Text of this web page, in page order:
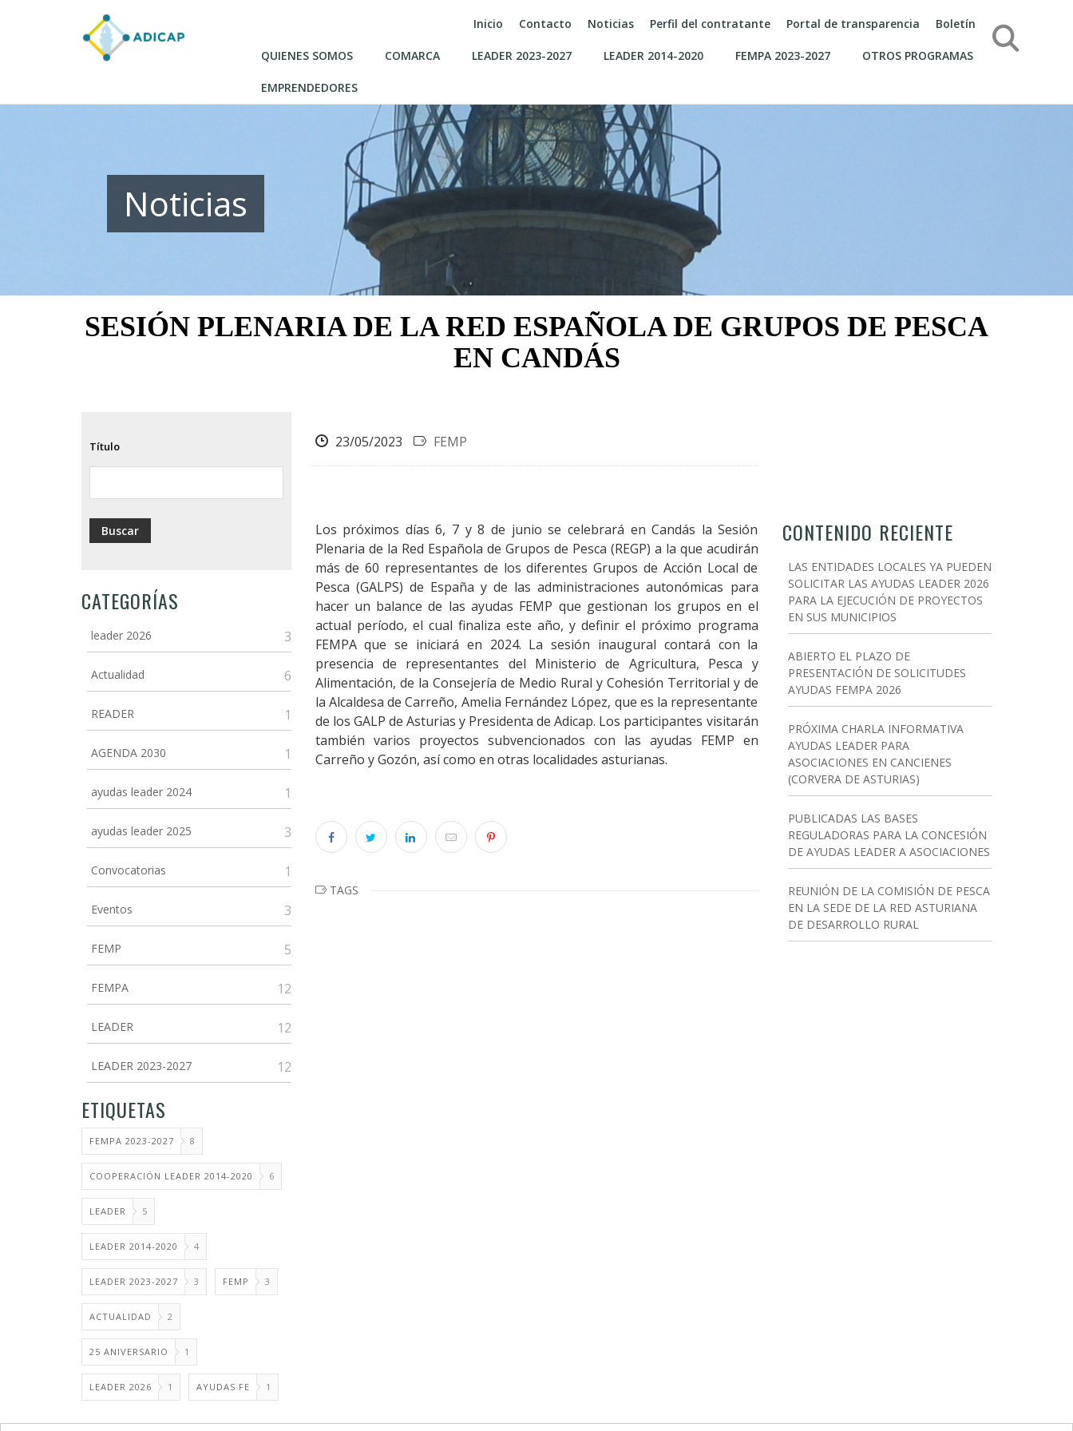
Inicio Contacto Noticias Perfil del contratante Portal de transparencia Boletín
QUIENES SOMOS COMARCA LEADER 2023-2027 LEADER 2014-2020 FEMPA 2023-2027 OTROS PROGRAMAS
EMPRENDEDORES
Búsqueda
Noticias
SESIÓN PLENARIA DE LA RED ESPAÑOLA DE GRUPOS DE PESCA
EN CANDÁS
Título
CATEGORÍAS
leader 2026 3
Actualidad 6
READER 1
AGENDA 2030 1
ayudas leader 2024 1
ayudas leader 2025 3
Convocatorias 1
Eventos 3
FEMP 5
FEMPA 12
LEADER 12
LEADER 2023-2027 12
ETIQUETAS
FEMPA 2023-2027 8
COOPERACIÓN LEADER 2014-2020 6
LEADER 5
LEADER 2014-2020 4
LEADER 2023-2027 3 FEMP 3
ACTUALIDAD 2
25 ANIVERSARIO 1
LEADER 2026 1 AYUDAS FE 1
23/05/2023 FEMP
Los próximos días 6, 7 y 8 de junio se celebrará en Candás la Sesión
Plenaria de la Red Española de Grupos de Pesca (REGP) a la que acudirán
más de 60 representantes de los diferentes Grupos de Acción Local de
Pesca (GALPS) de España y de las administraciones autonómicas para
hacer un balance de las ayudas FEMP que gestionan los grupos en el
actual período, el cual finaliza este año, y definir el próximo programa
FEMPA que se iniciará en 2024. La sesión inaugural contará con la
presencia de representantes del Ministerio de Agricultura, Pesca y
Alimentación, de la Consejería de Medio Rural y Cohesión Territorial y de
la Alcaldesa de Carreño, Amelia Fernández López, que es la representante
de los GALP de Asturias y Presidenta de Adicap. Los participantes visitarán
también varios proyectos subvencionados con las ayudas FEMP en
Carreño y Gozón, así como en otras localidades asturianas.
TAGS
CONTENIDO RECIENTE
LAS ENTIDADES LOCALES YA PUEDEN
SOLICITAR LAS AYUDAS LEADER 2026
PARA LA EJECUCIÓN DE PROYECTOS
EN SUS MUNICIPIOS
ABIERTO EL PLAZO DE
PRESENTACIÓN DE SOLICITUDES
AYUDAS FEMPA 2026
PRÓXIMA CHARLA INFORMATIVA
AYUDAS LEADER PARA
ASOCIACIONES EN CANCIENES
(CORVERA DE ASTURIAS)
PUBLICADAS LAS BASES
REGULADORAS PARA LA CONCESIÓN
DE AYUDAS LEADER A ASOCIACIONES
REUNIÓN DE LA COMISIÓN DE PESCA
EN LA SEDE DE LA RED ASTURIANA
DE DESARROLLO RURAL